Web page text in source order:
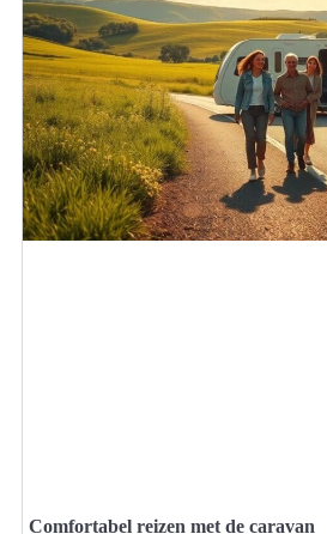
Comfortabel reizen met de caravan